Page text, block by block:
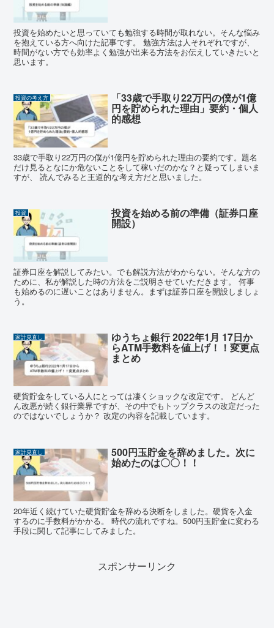
投資を始めたいと思っていても勉強する時間が取れない。そんな悩み
を抱えている方へ向けた記事です。 勉強方法は人それぞれですが、
時間がない方でも効率よく勉強が出来る方法をお伝えしていきたいと
思います。
投資の考え方 「33歳で手取り22万円の僕が1億
円を貯められた理由」要約・個人
的感想
33歳で手取り22万円の僕が1億円を貯められた理由の要約です。題名
だけ見るとなにか危ないことをして稼いだのかな？と疑ってしまいま
すが、 読んでみると王道的な考え方だと思いました。
投資 投資を始める前の準備（証券口座
開設）
証券口座を解説してみたい。でも解説方法がわからない。そんな方の
ために、私が解説した時の方法をご説明させていただきます。 何事
も始めるのに遅いことはありません。まずは証券口座を開設しましょ
う。
家計見直し ゆうちょ銀行 2022年1月 17日か
らATM手数料を値上げ！！変更点
まとめ
硬貨貯金をしている人にとっては凄くショックな改定です。 どんど
ん改悪が続く銀行業界ですが、その中でもトップクラスの改定だった
のではないでしょうか？ 改定の内容を記載しています。
家計見直し 500円玉貯金を辞めました。次に
始めたのは〇〇！！
20年近く続けていた硬貨貯金を辞める決断をしました。硬貨を入金
するのに手数料がかかる。 時代の流れですね。500円玉貯金に変わる
手段に関して記事にしてみました。
スポンサーリンク